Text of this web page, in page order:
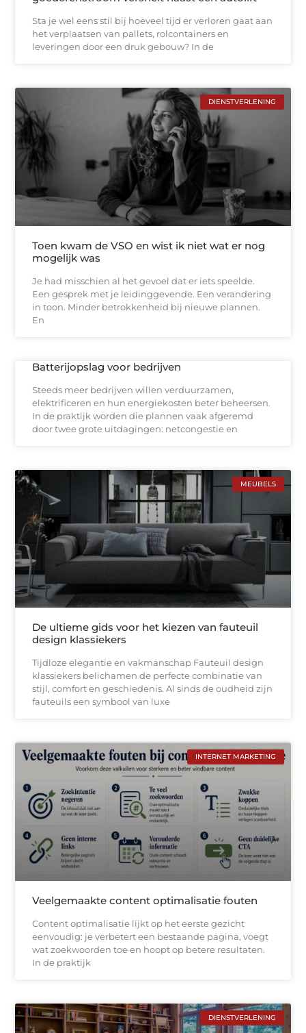
Sta je wel eens stil bij hoeveel tijd er verloren gaat aan
het verplaatsen van pallets, rolcontainers en
leveringen door een druk gebouw? In de
DIENSTVERLENING
Toen kwam de VSO en wist ik niet wat er nog
mogelijk was
Je had misschien al het gevoel dat er iets speelde.
Een gesprek met je leidinggevende. Een verandering
in toon. Minder betrokkenheid bij nieuwe plannen.
En
Batterijopslag voor bedrijven
Steeds meer bedrijven willen verduurzamen,
elektrificeren en hun energiekosten beter beheersen.
In de praktijk worden die plannen vaak afgeremd
door twee grote uitdagingen: netcongestie en
MEUBELS
De ultieme gids voor het kiezen van fauteuil
design klassiekers
Tijdloze elegantie en vakmanschap Fauteuil design
klassiekers belichamen de perfecte combinatie van
stijl, comfort en geschiedenis. Al sinds de oudheid zijn
fauteuils een symbool van luxe
INTERNET MARKETING
Veelgemaakte content optimalisatie fouten
Content optimalisatie lijkt op het eerste gezicht
eenvoudig: je verbetert een bestaande pagina, voegt
wat zoekwoorden toe en hoopt op betere resultaten.
In de praktijk
DIENSTVERLENING